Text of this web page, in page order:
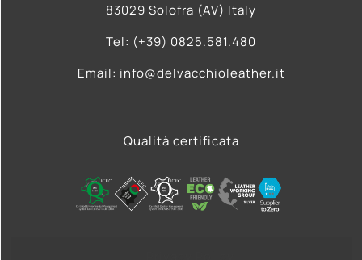
83029 Solofra (AV) Italy
Tel: (+39) 0825.581.480
Email: info@delvacchioleather.it
Qualità certificata